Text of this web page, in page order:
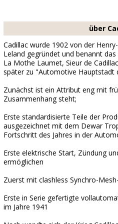
über
Cadillac wurde 1902 von der
Leland gegründet und benannt
La Mothe Laumet, Sieur de
später zu "Automotive Hauptstadt
Zunächst ist ein Attribut eng mit
Zusammenhang steht;
Erste standardisierte Teile der
ausgezeichnet mit dem Dewar
Fortschritt des Jahres in der
Erste elektrische Start, Zündung
ermöglichen
Zuerst mit clashless Synchro-
Erste in Serie gefertigte
im Jahre 1941